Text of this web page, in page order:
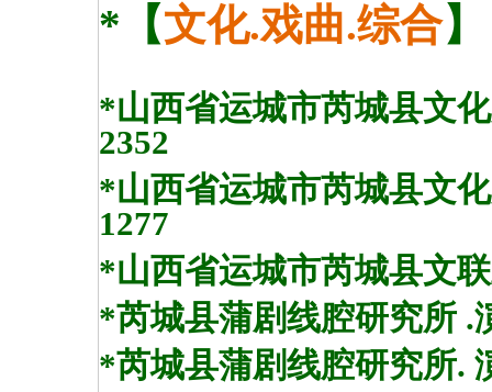
*【文化.戏曲.综合】
*山西省运城市芮城县文
2352
*山西省运城市芮城县文
1277
*山西省运城市芮城县文
*芮城县蒲剧线腔研究所
*芮城县蒲剧线腔研究所.